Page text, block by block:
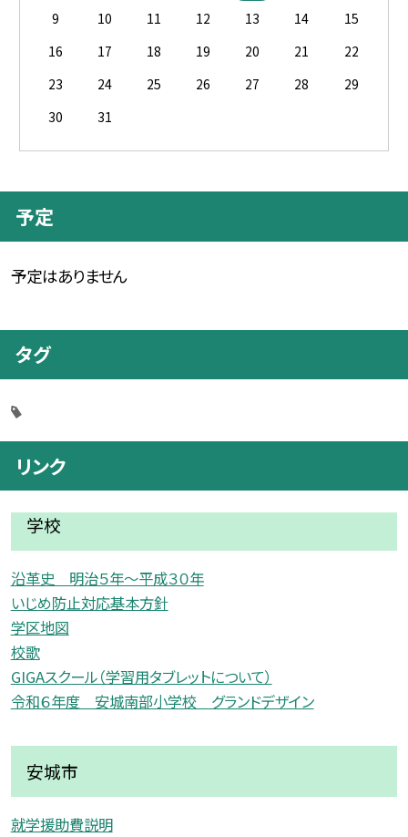
9
10 11 12 13 14
15
16
17 18 19 20 21
22
23
24 25 26 27 28
29
30
31
予定
予定はありません
タグ
リンク
学校
沿革史 明治５年〜平成３０年
いじめ防止対応基本方針
学区地図
校歌
GIGAスクール（学習用タブレットについて）
令和６年度 安城南部小学校 グランドデザイン
安城市
就学援助費説明